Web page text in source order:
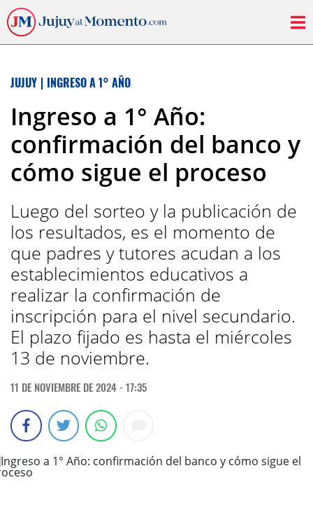
JUJUY | INGRESO A 1° AÑO
Ingreso a 1° Año:
confirmación del banco y
cómo sigue el proceso
Luego del sorteo y la publicación de
los resultados, es el momento de
que padres y tutores acudan a los
establecimientos educativos a
realizar la confirmación de
inscripción para el nivel secundario.
El plazo fijado es hasta el miércoles
13 de noviembre.
11 DE NOVIEMBRE DE 2024 - 17:35